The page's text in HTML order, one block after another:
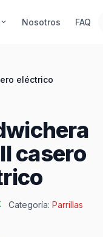
Nosotros FAQ
eléctrico
casero
Categoría: Parrillas